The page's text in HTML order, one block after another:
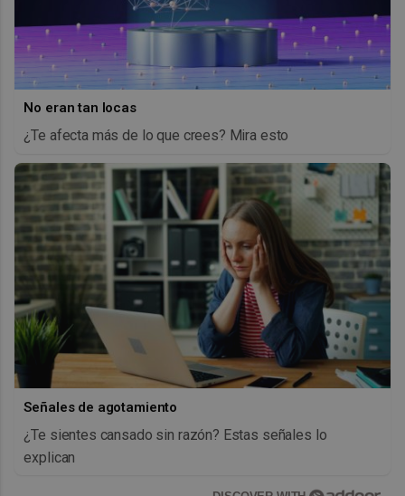
No eran tan locas
¿Te afecta más de lo que crees? Mira esto
Señales de agotamiento
¿Te sientes cansado sin razón? Estas señales lo
explican